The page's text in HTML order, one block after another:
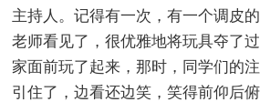
主持人。记得有一次，有一个调皮
老师看见了，很优雅地将玩具夺了
家面前玩了起来，那时，同学们的
引住了，边看还边笑，笑得前仰后